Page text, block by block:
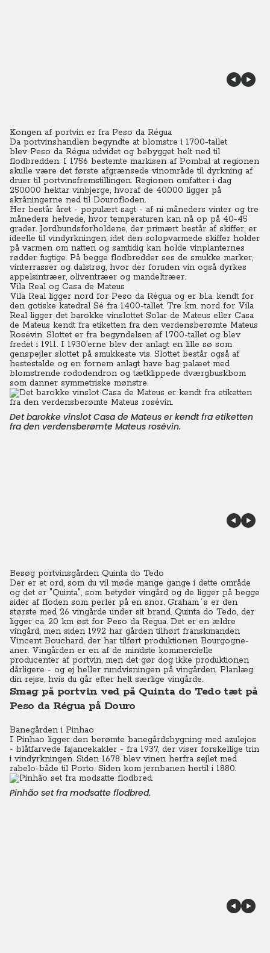
Kongen af portvin er fra Peso da Régua
Da portvinshandlen begyndte at blomstre i 1700-tallet
blev Peso da Régua udvidet og bebygget helt ned til
flodbredden. I 1756 bestemte markisen af Pombal at regionen
skulle være det første afgrænsede vinområde til dyrkning af
druer til portvinsfremstillingen. Regionen omfatter i dag
250.000 hektar vinbjerge, hvoraf de 40.000 ligger på
skråningerne ned til Dourofloden.
Her består året - populært sagt - af ni måneders vinter og tre
måneders helvede, hvor temperaturen kan nå op på 40-45
grader. Jordbundsforholdene, der primært består af skiffer, er
ideelle til vindyrkningen, idet den solopvarmede skiffer holder
på varmen om natten og samtidig kan holde vinplanternes
rødder fugtige. På begge flodbredder ses de smukke marker,
vinterrasser og dalstrøg, hvor der foruden vin også dyrkes
appelsintræer, oliventræer og mandeltræer.
Vila Real og Casa de Mateus
Vila Real ligger nord for Peso da Régua og er bl.a. kendt for
den gotiske katedral Sé fra 1400-tallet. Tre km. nord for Vila
Real ligger det barokke vinslottet Solar de Mateus eller Casa
de Mateus kendt fra etiketten fra den verdensberømte Mateus
Rosévin. Slottet er fra begyndelsen af 1700-tallet og blev
fredet i 1911. I 1930’erne blev der anlagt en lille sø som
genspejler slottet på smukkeste vis. Slottet består også af
hestestalde og en fornem anlagt have bag palæet med
blomstrende rododendron og tætklippede dværgbuskbom
som danner symmetriske mønstre.
Det barokke vinslot Casa de Mateus er kendt fra etiketten
fra den verdensberømte Mateus rosévin.
Besøg portvinsgården Quinta do Tedo
Der er et ord, som du vil møde mange gange i dette område
og det er "Quinta", som betyder vingård og de ligger på begge
sider af floden som perler på en snor. Graham´s er den
største med 26 vingårde under sit brand. Quinta do Tedo, der
ligger ca. 20 km øst for Peso da Régua. Det er en ældre
vingård, men siden 1992 har gården tilhørt franskmanden
Vincent Bouchard, der har tilført produktionen Bourgogne-
aner. Vingården er en af de mindste kommercielle
producenter af portvin, men det gør dog ikke produktionen
dårligere - og ej heller rundvisningen på vingården. Planlæg
din rejse, hvis du går efter helt særlige vingårde.
Smag på portvin ved på Quinta do Tedo tæt på
Peso da Régua på Douro
Banegården i Pinhao
I Pinhao ligger den berømte banegårdsbygning med azulejos
- blåtfarvede fajancekakler - fra 1937, der viser forskellige trin
i vindyrkningen. Siden 1678 blev vinen herfra sejlet med
rabelo-både til Porto. Siden kom jernbanen hertil i 1880.
Pinhão set fra modsatte flodbred.